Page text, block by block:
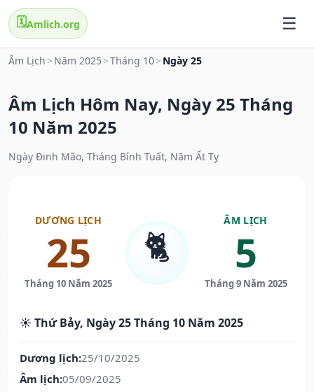
🗓️Amlich.org
Âm Lịch > Năm 2025 >Tháng 10> Ngày 25
Âm Lịch Hôm Nay, Ngày 25 Tháng
10 Năm 2025
Ngày Đinh Mão, Tháng Bính Tuất, Năm Ất Tỵ
DƯƠNG LỊCH
25
Tháng 10 Năm 2025
🐈
ÂM LỊCH
5
Tháng 9 Năm 2025
☀️ Thứ Bảy, Ngày 25 Tháng 10 Năm 2025
Dương lịch:25/10/2025
Âm lịch:05/09/2025